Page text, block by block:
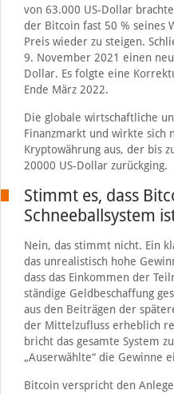
von 63.000 US-Dollar
der Bitcoin fast 50 % seines
Preis wieder zu steigen.
9. November 2021 einen
Dollar. Es folgte eine
Ende März 2022.
Die globale wirtschaftliche
Finanzmarkt und wirkte sich
Kryptowährung aus, der bis
20000 US-Dollar zurückging.
Stimmt es, dass
Schneeballsystem
Nein, das stimmt nicht. Ein
das unrealistisch hohe
dass das Einkommen der
ständige Geldbeschaffung
aus den Beiträgen der
der Mittelzufluss erheblich
bricht das gesamte System
„Auserwählte“ die Gewinne
Bitcoin verspricht den